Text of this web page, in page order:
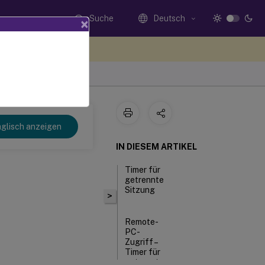
Suche Deutsch
anzeigen
>
IN DIESEM ARTIKEL
Timer für
getrennte
Sitzung
Remote-
PC-
Zugriff –
Timer für
getrennte
×